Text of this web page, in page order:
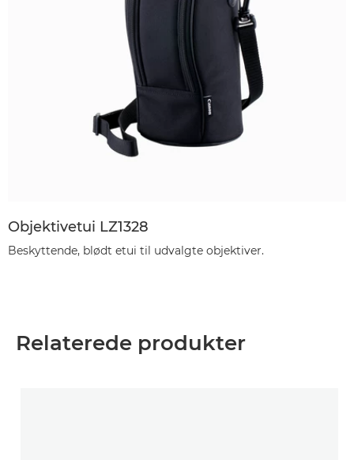
Objektivetui LZ1328
Beskyttende, blødt etui til udvalgte objektiver.
Relaterede produkter